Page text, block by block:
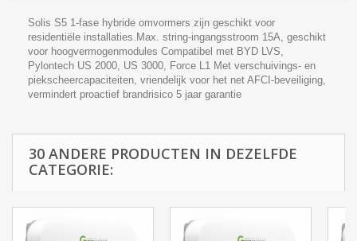
Solis S5 1-fase hybride omvormers zijn geschikt voor
residentiële installaties.Max. string-ingangsstroom 15A, geschikt
voor hoogvermogenmodules Compatibel met BYD LVS,
Pylontech US 2000, US 3000, Force L1 Met verschuivings- en
piekscheercapaciteiten, vriendelijk voor het net AFCI-beveiliging,
vermindert proactief brandrisico 5 jaar garantie
30 ANDERE PRODUCTEN IN DEZELFDE
CATEGORIE: